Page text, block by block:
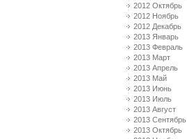
2012 Октябрь
2012 Ноябрь
2012 Декабрь
2013 Январь
2013 Февраль
2013 Март
2013 Апрель
2013 Май
2013 Июнь
2013 Июль
2013 Август
2013 Сентябрь
2013 Октябрь